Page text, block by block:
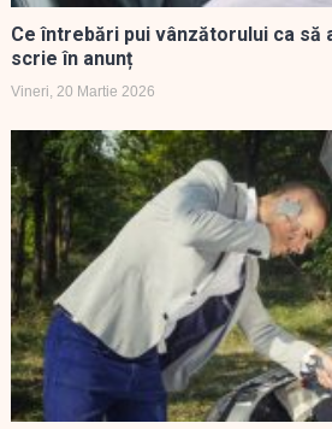
Ce întrebări pui vânzătorului ca să
scrie în anunț
Vineri, 20 Martie 2026